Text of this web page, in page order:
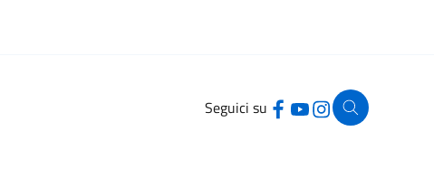
Seguici su